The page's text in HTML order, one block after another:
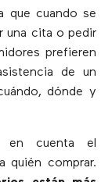
que cuando se
una cita o pedir
prefieren
de un
dónde y
en cuenta el
quién comprar.